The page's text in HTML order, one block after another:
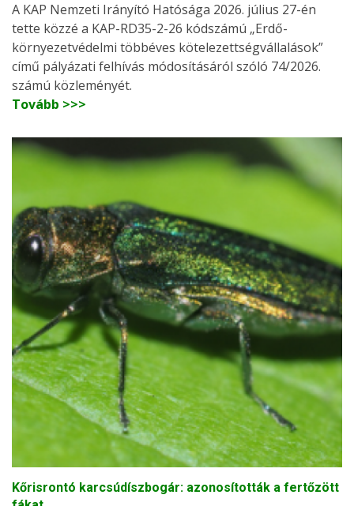
A KAP Nemzeti Irányító Hatósága 2026. július 27-én
tette közzé a KAP-RD35-2-26 kódszámú „Erdő-
környezetvédelmi többéves kötelezettségvállalások”
című pályázati felhívás módosításáról szóló 74/2026.
számú közleményét.
Tovább >>>
Kőrisrontó karcsúdíszbogár: azonosították a fertőzött